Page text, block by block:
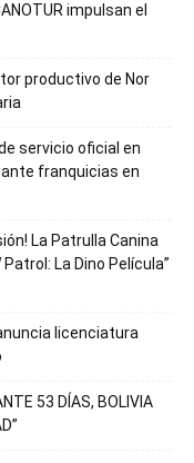
impulsan el
productivo de Nor
servicio oficial en
franquicias en
La Patrulla Canina
La Dino Película”
licenciatura
53 DÍAS, BOLIVIA